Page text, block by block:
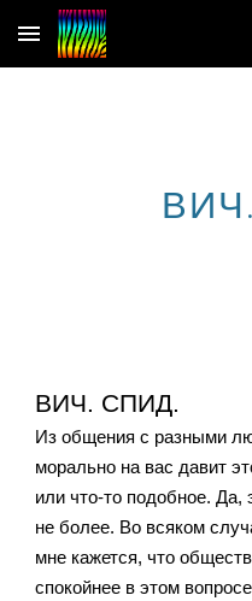
Skip to main content
ВИЧ. СПИД.
Из общения с разными
морально на вас давит
или что-то подобное. Да,
не более. Во всяком
мне кажется, что
спокойнее в этом